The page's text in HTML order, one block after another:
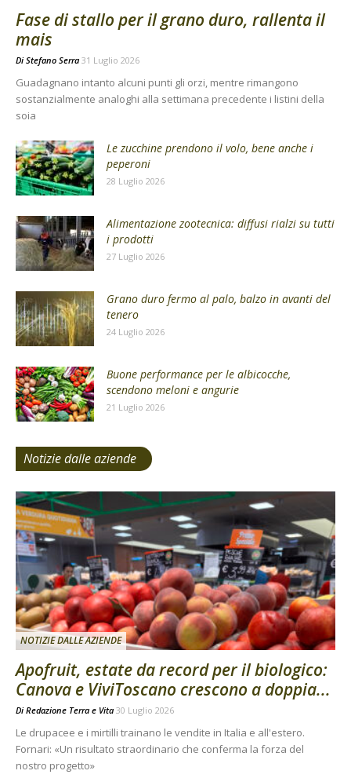
Fase di stallo per il grano duro, rallenta il
mais
Di Stefano Serra 31 Luglio 2026
Guadagnano intanto alcuni punti gli orzi, mentre rimangono
sostanzialmente analoghi alla settimana precedente i listini della
soia
Le zucchine prendono il volo, bene anche i
peperoni
28 Luglio 2026
Alimentazione zootecnica: diffusi rialzi su tutti
i prodotti
27 Luglio 2026
Grano duro fermo al palo, balzo in avanti del
tenero
24 Luglio 2026
Buone performance per le albicocche,
scendono meloni e angurie
21 Luglio 2026
Notizie dalle aziende
NOTIZIE DALLE AZIENDE
Apofruit, estate da record per il biologico:
Canova e ViviToscano crescono a doppia...
Di Redazione Terra e Vita 30 Luglio 2026
Le drupacee e i mirtilli trainano le vendite in Italia e all'estero.
Fornari: «Un risultato straordinario che conferma la forza del
nostro progetto»